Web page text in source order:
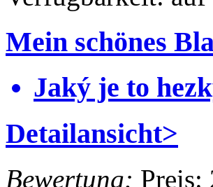
Mein schönes
Jaký je to
Detailansicht>
Bewertung: Preis: